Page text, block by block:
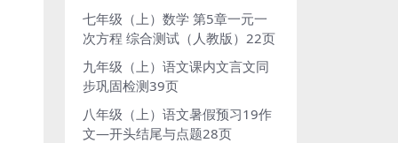
七年级（上）数学 第5章一元一
次方程 综合测试（人教版）22页
九年级（上）语文课内文言文同
步巩固检测39页
八年级（上）语文暑假预习19作
文—开头结尾与点题28页